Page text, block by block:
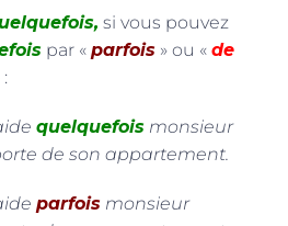
si vous pouvez
par « parfois » ou « de
:
quelquefois monsieur
de son appartement.
parfois monsieur